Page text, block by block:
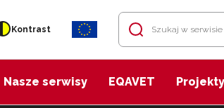
Kontrast
Nasze serwisy EQAVET